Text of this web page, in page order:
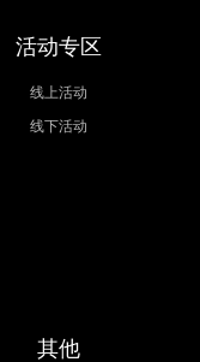
活动专区
线上活动
线下活动
其他